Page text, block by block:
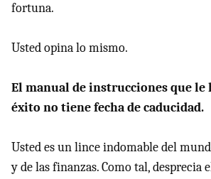
fortuna.
Usted opina lo mismo.
El manual de instrucciones que le
éxito no tiene fecha de caducidad.
Usted es un lince indomable del
y de las finanzas. Como tal, desprecia